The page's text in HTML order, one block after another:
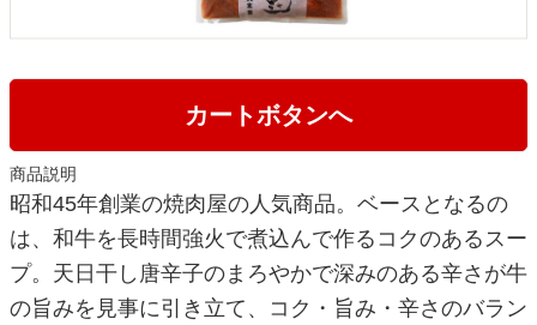
カートボタンへ
商品説明
昭和45年創業の焼肉屋の人気商品。ベースとなるの
は、和牛を長時間強火で煮込んで作るコクのあるスー
プ。天日干し唐辛子のまろやかで深みのある辛さが牛
の旨みを見事に引き立て、コク・旨み・辛さのバラン